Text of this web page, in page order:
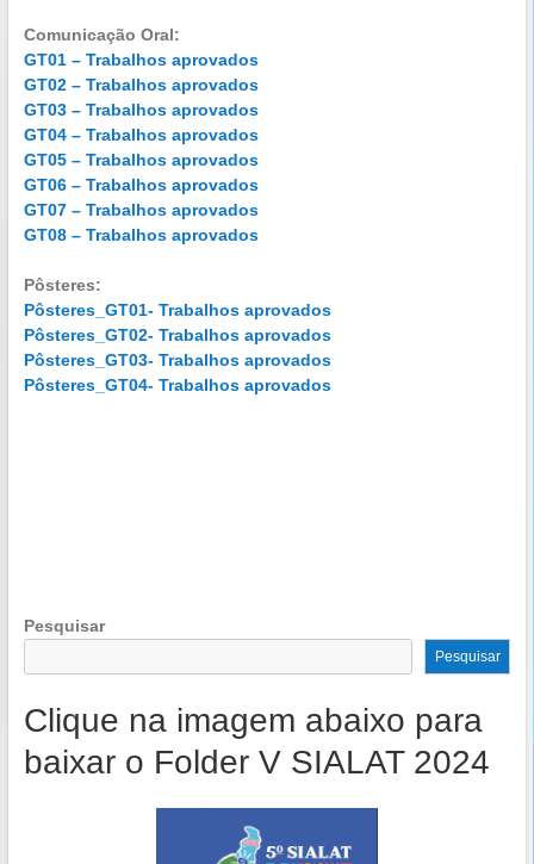
Comunicação Oral:
GT01 – Trabalhos aprovados
GT02 – Trabalhos aprovados
GT03 – Trabalhos aprovados
GT04 – Trabalhos aprovados
GT05 – Trabalhos aprovados
GT06 – Trabalhos aprovados
GT07 – Trabalhos aprovados
GT08 – Trabalhos aprovados
⁠Pôsteres:
Pôsteres_GT01- Trabalhos aprovados
Pôsteres_GT02- Trabalhos aprovados
Pôsteres_GT03- Trabalhos aprovados
Pôsteres_GT04- Trabalhos aprovados
Pesquisar
Pesquisar
Clique na imagem abaixo para
baixar o Folder V SIALAT 2024